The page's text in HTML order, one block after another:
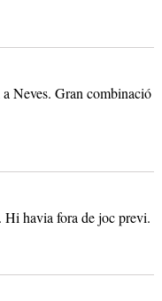
Neves. Gran combinació
havia fora de joc previ.